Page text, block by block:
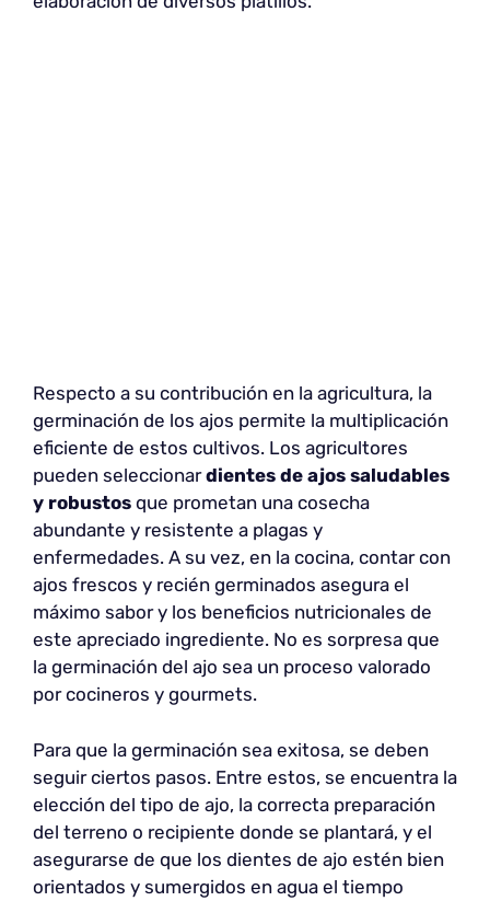
Respecto a su contribución en la agricultura, la
germinación de los ajos permite la multiplicación
eficiente de estos cultivos. Los agricultores
pueden seleccionardientes de ajos saludables
y robustos que prometan una cosecha
abundante y resistente a plagas y
enfermedades. A su vez, en la cocina, contar con
ajos frescos y recién germinados asegura el
máximo sabor y los beneficios nutricionales de
este apreciado ingrediente. No es sorpresa que
la germinación del ajo sea un proceso valorado
por cocineros y gourmets.
Para que la germinación sea exitosa, se deben
seguir ciertos pasos. Entre estos, se encuentra la
elección del tipo de ajo, la correcta preparación
del terreno o recipiente donde se plantará, y el
asegurarse de que los dientes de ajo estén bien
orientados y sumergidos en agua el tiempo